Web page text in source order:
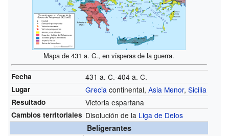
Mapa de 431 a. C., en vísperas de la guerra.
Fecha 431 a. C.-404 a. C.
Lugar Grecia continental,Asia Menor,Sicilia
Resultado Victoria espartana
Cambios territoriales Disolución de la Liga de Delos
Beligerantes